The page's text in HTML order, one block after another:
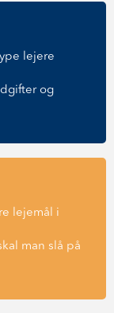
lejere
og
lejemål i
man slå på